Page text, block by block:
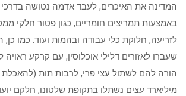
המדינה את האיכרים, לעבד אדמה נטושה בדרכי
באמצעות תמריצים חומריים, כגון פטור חלקי
לזריעה, חלוקת כלי עבודה ובהמות ועוד. כמו
שעברו לאזורים דלילי אוכלוסין, עם קרקע
הורה להם לשתול עצי פרי, לרבות תות (להאכלת
מיליארד עצים נשתלו בתקופת שלטונו, חלקם